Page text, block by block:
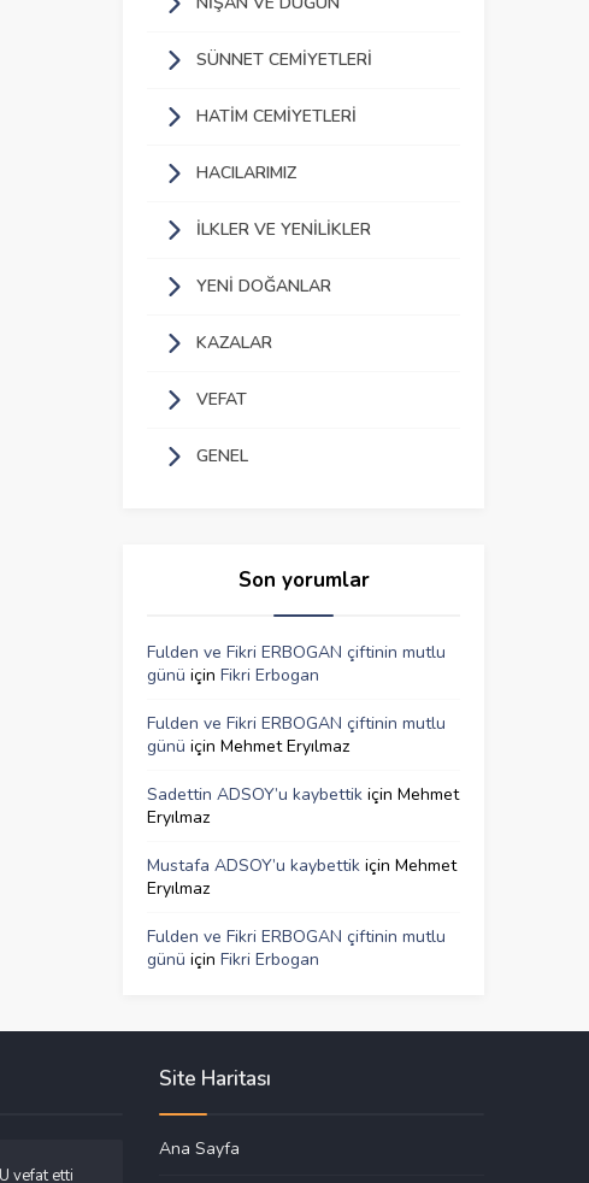
SÜNNET CEMIYETLERI
HATIM CEMIYETLERI
HACILARIMIZ
İLKLER VE YENILIKLER
YENI DOĞANLAR
KAZALAR
VEFAT
GENEL
Son yorumlar
Fulden ve Fikri ERBOGAN çiftinin mutlu
günü için Fikri Erbogan
Fulden ve Fikri ERBOGAN çiftinin mutlu
günü için Mehmet Eryılmaz
Sadettin ADSOY’u kaybettik için Mehmet
Eryılmaz
Mustafa ADSOY’u kaybettik için Mehmet
Eryılmaz
Fulden ve Fikri ERBOGAN çiftinin mutlu
günü için Fikri Erbogan
vefat etti
Site Haritası
Ana Sayfa